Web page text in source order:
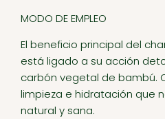
MODO DE EMPLEO
El beneficio principal del
está ligado a su acción
carbón vegetal de bambú.
limpieza e hidratación que
natural y sana.